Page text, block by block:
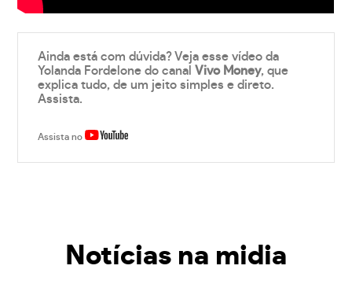
Ainda está com dúvida? Veja esse vídeo da
Yolanda Fordelone do canalVivo Money, que
explica tudo, de um jeito simples e direto.
Assista.
Assista no
Notícias na midia